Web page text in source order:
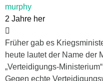
murphy
2 Jahre her
Früher gab es
heute lautet der Name der
„Verteidigungs-
Gegen echte